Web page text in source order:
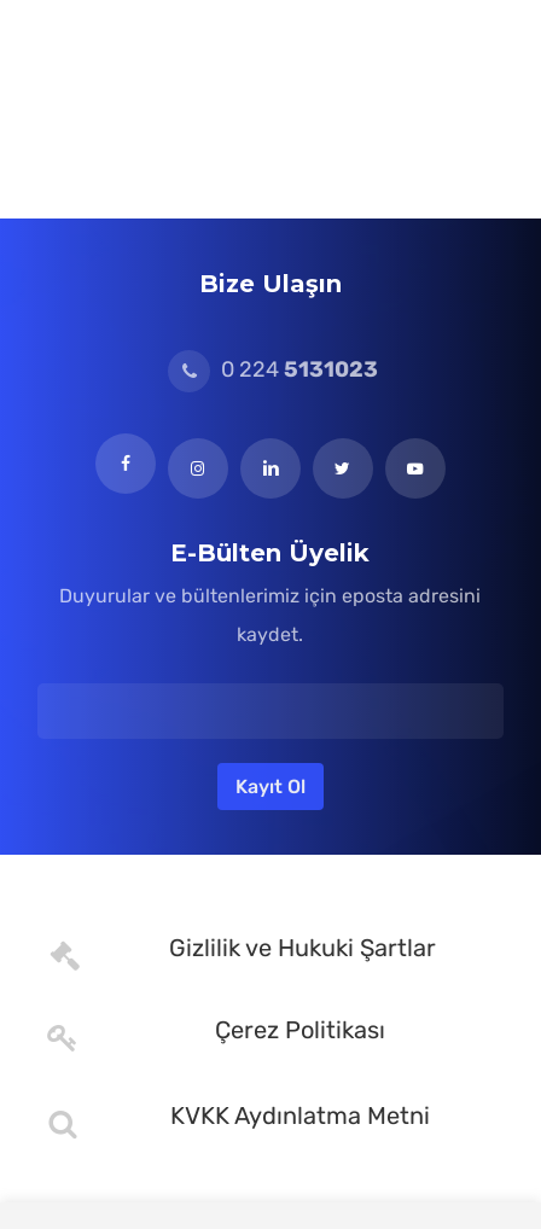
Bize Ulaşın
0 2245131023
E-Bülten Üyelik
Duyurular ve bültenlerimiz için eposta adresini
kaydet.
Gizlilik ve Hukuki Şartlar
Çerez Politikası
KVKK Aydınlatma Metni